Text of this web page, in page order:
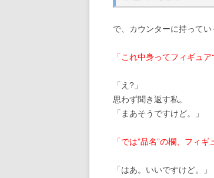
で、カウンターに持ってい
「これ中身ってフィギュア
「え?」
思わず聞き返す私。
「まあそうですけど。」
「では”品名”の欄、フィ
「はあ。いいですけど。」